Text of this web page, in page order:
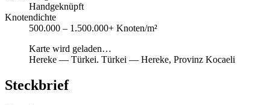
Handgeknüpft
Knotendichte
500.000 – 1.500.000+ Knoten/m²
Karte wird geladen…
Hereke — Türkei. Türkei — Hereke, Provinz Kocaeli
Steckbrief